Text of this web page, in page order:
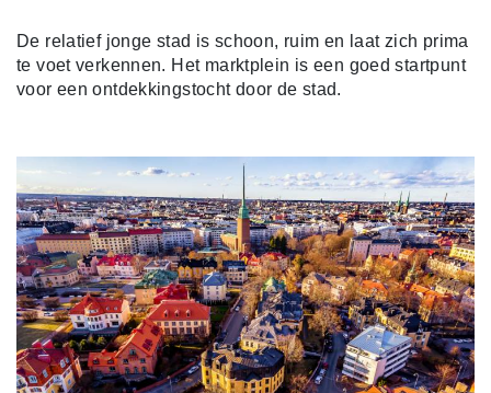
De relatief jonge stad is schoon, ruim en laat zich prima
te voet verkennen. Het marktplein is een goed startpunt
voor een ontdekkingstocht door de stad.